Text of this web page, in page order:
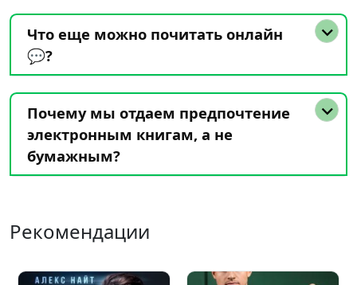
Что еще можно почитать онлайн
💬?
Почему мы отдаем предпочтение
электронным книгам, а не
бумажным?
Рекомендации